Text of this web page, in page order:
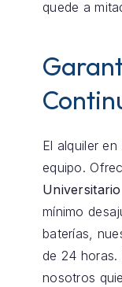
quede a
El alquiler en
equipo.
mínimo
baterías,
de 24 horas.
nosotros